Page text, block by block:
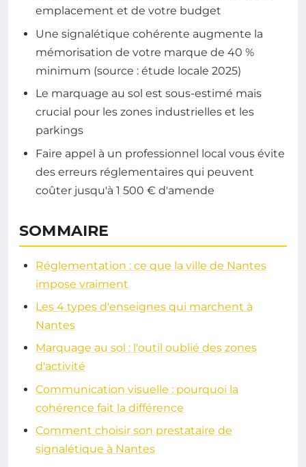
emplacement et de votre budget
Une signalétique cohérente augmente la
mémorisation de votre marque de 40 %
minimum (source : étude locale 2025)
Le marquage au sol est sous-estimé mais
crucial pour les zones industrielles et les
parkings
Faire appel à un professionnel local vous évite
des erreurs réglementaires qui peuvent
coûter jusqu'à 1 500 € d'amende
SOMMAIRE
Réglementation : ce que la ville de Nantes
impose vraiment
Les 4 types d'enseignes qui marchent à
Nantes
Marquage au sol : l'outil oublié des zones
d'activité
Communication visuelle : pourquoi la
cohérence fait la différence
Comment choisir son prestataire de
signalétique à Nantes